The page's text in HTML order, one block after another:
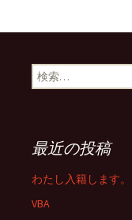
検
索:
最近の投稿
わたし入籍します。
VBA